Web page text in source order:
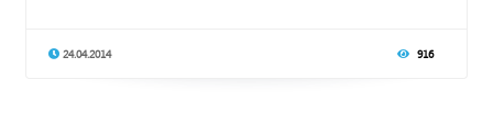
24.04.2014 916